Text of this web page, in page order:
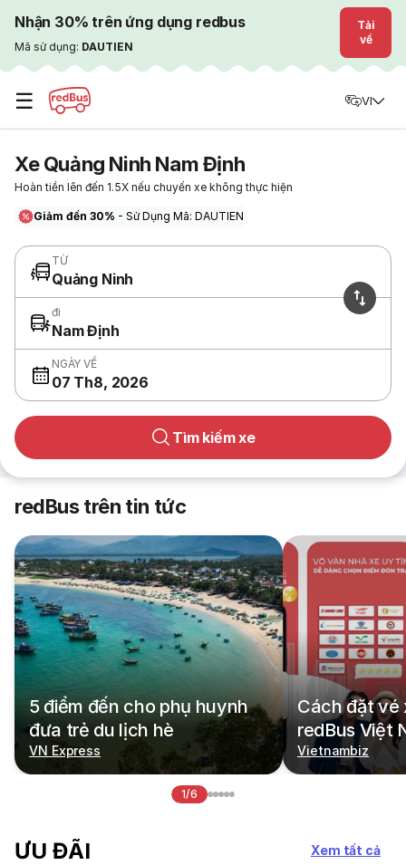
Nhận 30% trên ứng dụng redbus
Mã sử dụng: DAUTIEN
Tải
về
☰ VI
Xe Quảng Ninh Nam Định
Hoàn tiền lên đến 1.5X nếu chuyến xe không thực hiện
Giảm đến 30% - Sử Dụng Mã: DAUTIEN
TỪ
Quảng Ninh
đi
Nam Định
NGÀY VỀ
07 Th8, 2026
Tìm kiếm xe
redBus trên tin tức
5 điểm đến cho phụ huynh
đưa trẻ du lịch hè
VN Express
Cách đặt vé
redBus Việt
Vietnambiz
1/6
ƯU ĐÃI Xem tất cả